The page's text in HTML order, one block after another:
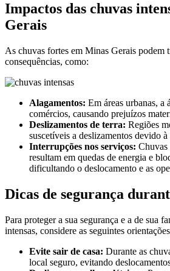
Impactos das chuvas
Gerais
As chuvas fortes em Minas Gerais podem
consequências, como:
Alagamentos: Em áreas urbanas, a
comércios, causando prejuízos
Deslizamentos de terra: Regiões
suscetíveis a deslizamentos devido
Interrupções nos serviços: Chuvas
resultam em quedas de energia e
dificultando o deslocamento e as
Dicas de segurança
Para proteger a sua segurança e a de sua
intensas, considere as seguintes
Evite sair de casa: Durante as
local seguro, evitando